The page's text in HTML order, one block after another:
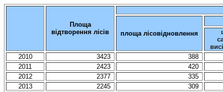
Площа
відтворення лісів
площа лісовідновлення
2010
3423
388
2011
2423
420
2012
2377
335
2013
2245
309